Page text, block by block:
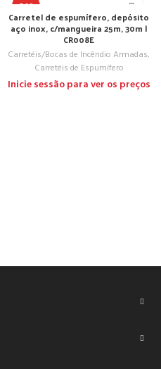
TOP
Carretel de espumífero, depósito
aço inox, c/mangueira 25m, 30m |
CR008E
Carretéis/Bocas de Incêndio Armadas,
Carretéis de Espumífero
Inicie sessão para ver os preços